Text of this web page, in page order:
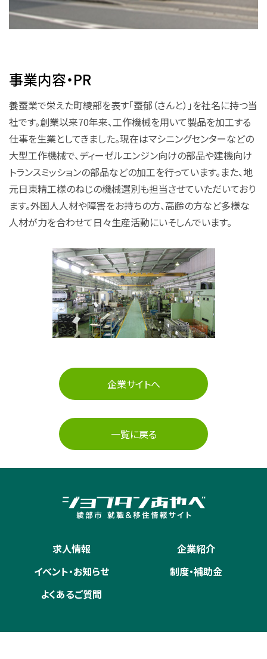
事業内容・PR
養蚕業で栄えた町綾部を表す「蚕郁（さんと）」を社名に持つ当
社です。創業以来70年来、工作機械を用いて製品を加工する
仕事を生業としてきました。現在はマシニングセンターなどの
大型工作機械で、ディーゼルエンジン向けの部品や建機向け
トランスミッションの部品などの加工を行っています。また、地
元日東精工様のねじの機械選別も担当させていただいており
ます。外国人人材や障害をお持ちの方、高齢の方など多様な
人材が力を合わせて日々生産活動にいそしんでいます。
企業サイトへ
一覧に戻る
求人情報
企業紹介
イベント・お知らせ
制度・補助金
よくあるご質問